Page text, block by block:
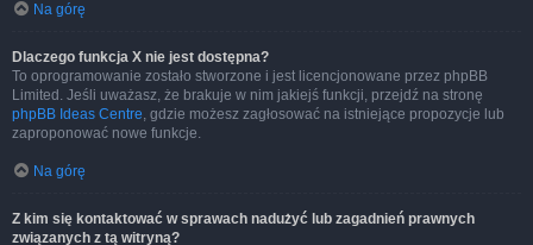
Na górę
Dlaczego funkcja X nie jest dostępna?
To oprogramowanie zostało stworzone i jest licencjonowane przez phpBB
Limited. Jeśli uważasz, że brakuje w nim jakiejś funkcji, przejdź na stronę
phpBB Ideas Centre, gdzie możesz zagłosować na istniejące propozycje lub
zaproponować nowe funkcje.
Na górę
Z kim się kontaktować w sprawach nadużyć lub zagadnień prawnych
związanych z tą witryną?